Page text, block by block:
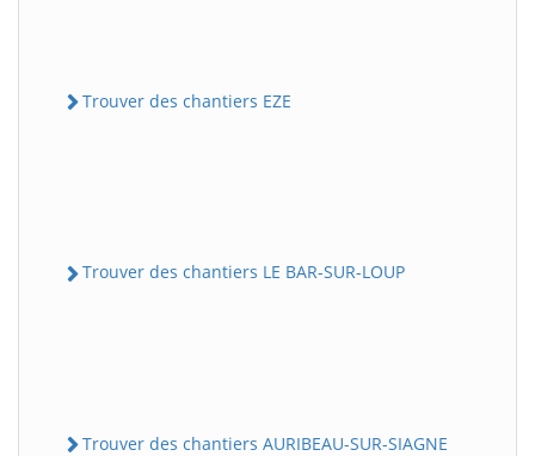
Trouver des chantiers EZE
Trouver des chantiers LE BAR-SUR-LOUP
Trouver des chantiers AURIBEAU-SUR-SIAGNE